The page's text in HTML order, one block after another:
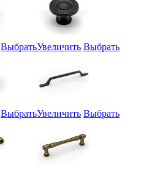
ВыбратьУвеличить Выбрать
ВыбратьУвеличить Выбрать